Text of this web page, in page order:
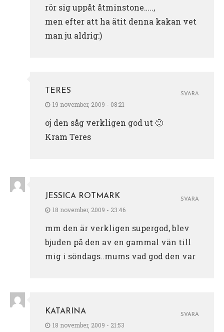
rör sig uppåt åtminstone…..,
men efter att ha ätit denna kakan vet
man ju aldrig:)
TERES
19 november, 2009 - 08:21
oj den såg verkligen god ut 🙂
Kram Teres
SVARA
JESSICA ROTMARK
18 november, 2009 - 23:46
mm den är verkligen supergod, blev
bjuden på den av en gammal vän till
mig i söndags..mums vad god den var
SVARA
KATARINA
18 november, 2009 - 21:53
SVARA